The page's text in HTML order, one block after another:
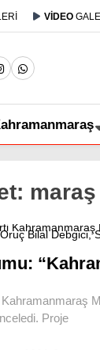
VİDEO
maraş
Proje